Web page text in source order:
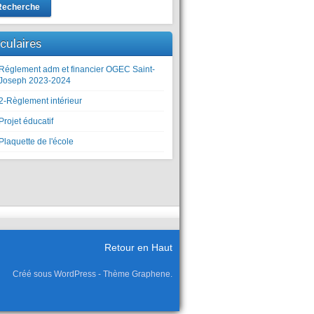
adm et financier OGEC Saint-
2023-2024
Règlement intérieur
éducatif
de l'école
Retour en Haut
Créé sous WordPress - Thème Graphene.